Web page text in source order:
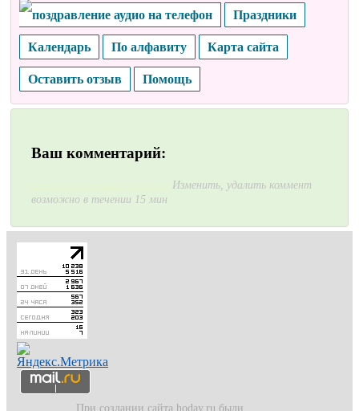
Праздники
Календарь По алфавиту Карта сайта
Оставить отзыв Помощь
Ваш комментарий:
Изменить, удалить коммент
возможно в течении 15 мин
При создании сайта hoday.ru были